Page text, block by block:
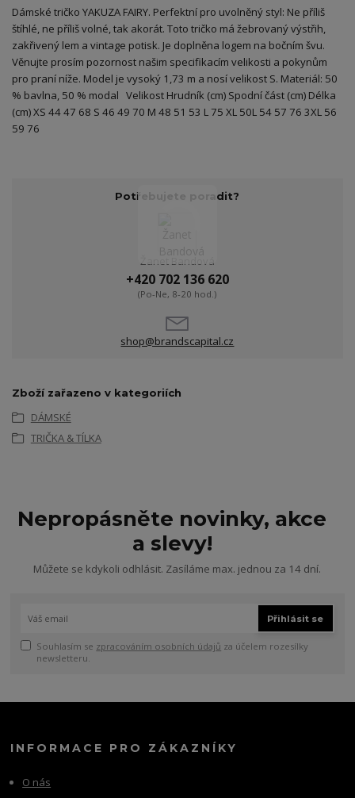
Dámské tričko YAKUZA FAIRY. Perfektní pro uvolněný styl: Ne příliš
štíhlé, ne příliš volné, tak akorát. Toto tričko má žebrovaný výstřih,
zakřivený lem a vintage potisk. Je doplněna logem na bočním švu.
Věnujte prosím pozornost našim specifikacím velikosti a pokynům
pro praní níže. Model je vysoký 1,73 m a nosí velikost S. Materiál: 50
% bavlna, 50 % modal Velikost Hrudník (cm) Spodní část (cm) Délka
(cm) XS 44 47 68 S 46 49 70 M 48 51 53 L 75 XL 50L 54 57 76 3XL 56
59 76
Potřebujete poradit?
Žanet Bandová
+420 702 136 620
(Po-Ne, 8-20 hod.)
shop@brandscapital.cz
Zboží zařazeno v kategoriích
DÁMSKÉ
TRIČKA & TÍLKA
Nepropásněte novinky, akce
a slevy!
Můžete se kdykoli odhlásit. Zasíláme max. jednou za 14 dní.
Přihlásit se
Souhlasím se zpracováním osobních údajů za účelem rozesílky
newsletteru.
INFORMACE PRO ZÁKAZNÍKY
O nás